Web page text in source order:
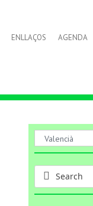
ENLLAÇOS AGENDA
Valencià